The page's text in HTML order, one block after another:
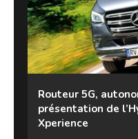
Routeur 5G,
présentation de
Xperience